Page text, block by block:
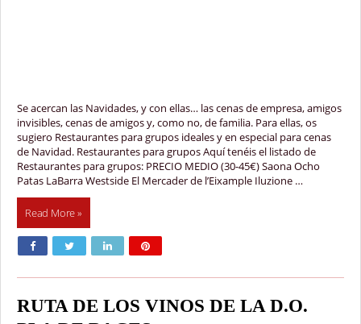
Se acercan las Navidades, y con ellas… las cenas de empresa, amigos
invisibles, cenas de amigos y, como no, de familia. Para ellas, os
sugiero Restaurantes para grupos ideales y en especial para cenas
de Navidad. Restaurantes para grupos Aquí tenéis el listado de
Restaurantes para grupos: PRECIO MEDIO (30-45€) Saona Ocho
Patas LaBarra Westside El Mercader de l’Eixample Iluzione …
Read More »
RUTA DE LOS VINOS DE LA D.O.